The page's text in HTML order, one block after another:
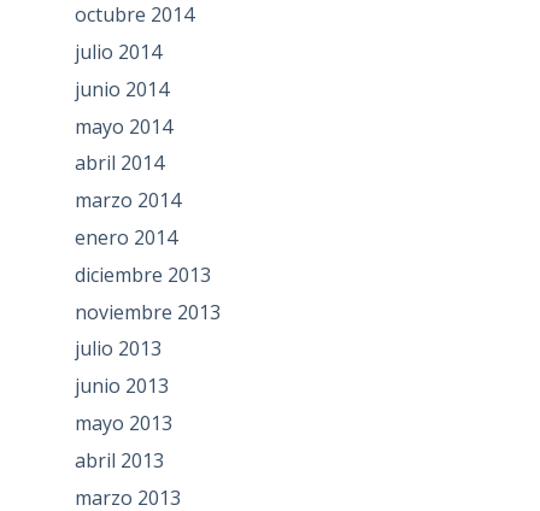
octubre 2014
julio 2014
junio 2014
mayo 2014
abril 2014
marzo 2014
enero 2014
diciembre 2013
noviembre 2013
julio 2013
junio 2013
mayo 2013
abril 2013
marzo 2013